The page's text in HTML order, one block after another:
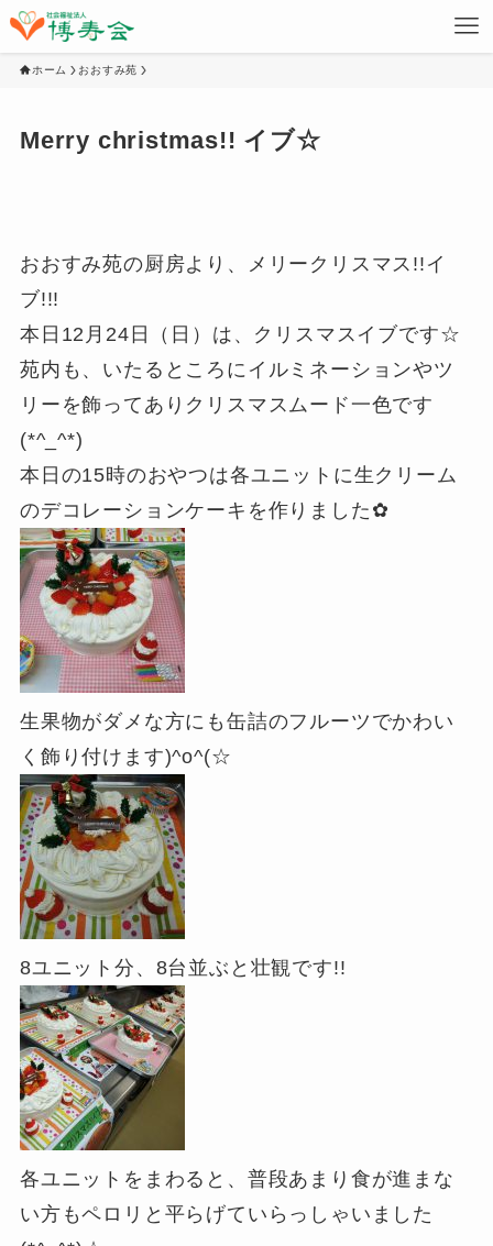
ホーム おおすみ苑
Merry christmas!! イブ☆
おおすみ苑の厨房より、メリークリスマス!!イ
ブ!!!
本日12月24日（日）は、クリスマスイブです☆
苑内も、いたるところにイルミネーションやツ
リーを飾ってありクリスマスムード一色です
(*^_^*)
本日の15時のおやつは各ユニットに生クリーム
のデコレーションケーキを作りました✿
生果物がダメな方にも缶詰のフルーツでかわい
く飾り付けます)^o^(☆
8ユニット分、8台並ぶと壮観です!!
各ユニットをまわると、普段あまり食が進まな
い方もペロリと平らげていらっしゃいました